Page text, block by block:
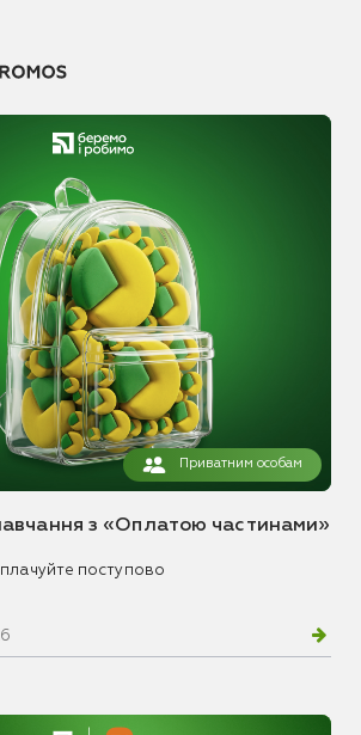
Приватним особам
з «Оплатою частинами»
поступово